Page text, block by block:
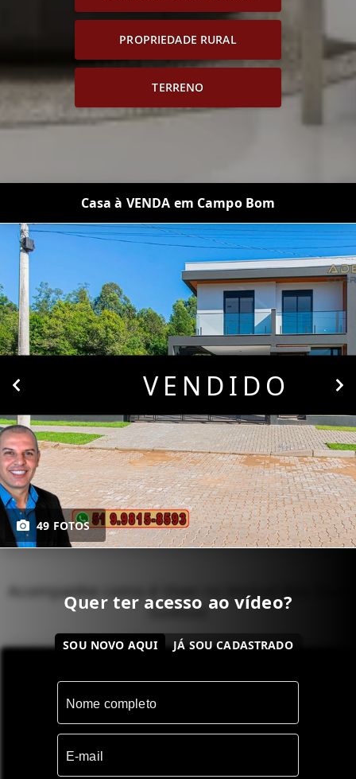
PROPRIEDADE RURAL
TERRENO
Casa à VENDA em Campo Bom
49 FOTOS
VENDIDO
Quer ter acesso ao vídeo?
SOU NOVO AQUI JÁ SOU CADASTRADO
Acompanhe como é Viver no Imóvel dos Seus
Sonhos!